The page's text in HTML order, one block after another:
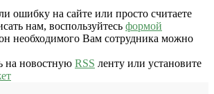
ошибку на сайте или просто считаете
нам, воспользуйтесь формой
необходимого Вам сотрудника можно
на новостную RSS ленту или установите